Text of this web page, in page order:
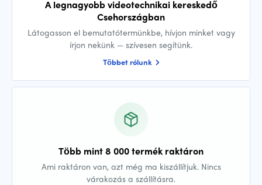
A legnagyobb videotechnikai kereskedő
Csehországban
Látogasson el bemutatótermünkbe, hívjon minket vagy
írjon nekünk — szívesen segítünk.
Többet rólunk
Több mint 8 000 termék raktáron
Ami raktáron van, azt még ma kiszállítjuk. Nincs
várakozás a szállításra.